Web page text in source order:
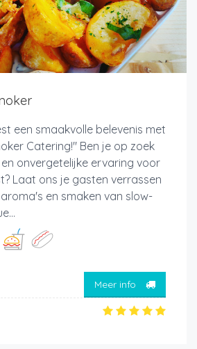
een smaakvolle belevenis met
Catering!" Ben je op zoek
onvergetelijke ervaring voor
Laat ons je gasten verrassen
en smaken van slow-
Meer info